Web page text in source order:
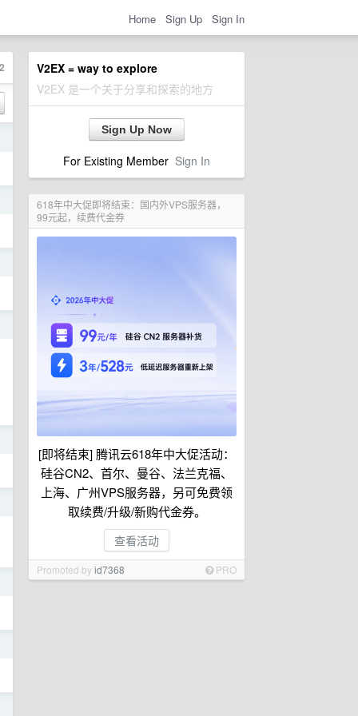
Home Sign Up Sign In
V2EX = way to explore
V2EX 是一个关于分享和探索的地方
Sign Up Now
For Existing Member Sign In
618年中大促即将结束：国内外VPS服务器，
99元起，续费代金券
[即将结束] 腾讯云618年中大促活动：
硅谷CN2、首尔、曼谷、法兰克福、
上海、广州VPS服务器，另可免费领
取续费/升级/新购代金券。
查看活动
Promoted byid7368 PRO